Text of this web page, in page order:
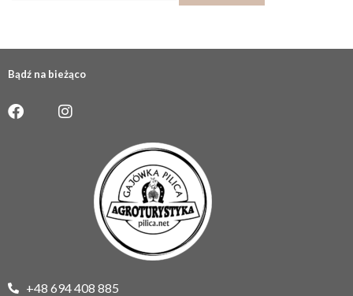
Bądź na bieżąco
+48 694 408 885